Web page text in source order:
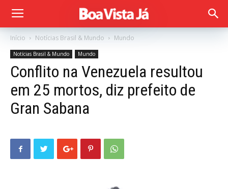
Início Notícias Brasil & Mundo Mundo
Notícias Brasil & Mundo Mundo
Conflito na Venezuela resultou
em 25 mortos, diz prefeito de
Gran Sabana